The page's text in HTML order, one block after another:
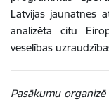
Latvijas jaunatnes
analizēta citu
veselības
Pasākumu